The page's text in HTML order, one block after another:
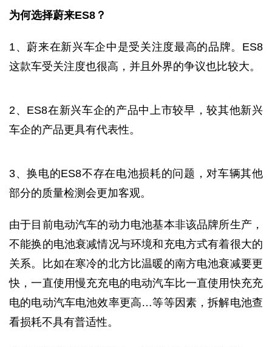
为何选择蔚来ES8？
1、蔚来在新兴车企中是受关注度最高的品牌。ES8
这款车受关注度也很高，并且外界的争议也比较大。
2、ES8在新兴车企的产品中上市较早，较其他新兴
车企的产品更具有代表性。
3、换电的ES8不存在电池损耗的问题，对车辆其他
部分的质量检测会更加客观。
由于目前电动汽车的动力电池基本非该品牌所生产，
不能换的电池衰减情况与环境和充电方式有着很大的
关系。比如在寒冷的北方比温暖的南方电池衰减要更
快，一直使用慢充充电的电动汽车比一直使用快充充
电的电动汽车电池效率更高…等等因素，拆解电池查
看损耗不具有普适性。